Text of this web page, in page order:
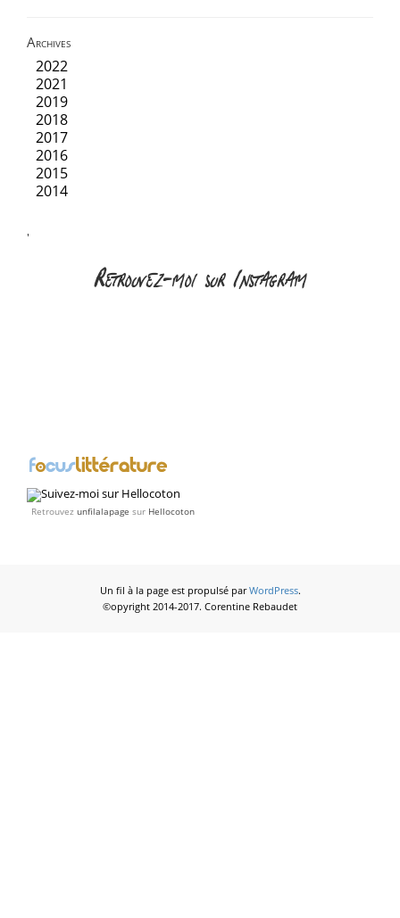
Archives
2022
2021
2019
2018
2017
2016
2015
2014
'
Retrouvez-moi sur Instagram
Retrouvez unfilalapage sur Hellocoton
Un fil à la page est propulsé parWordPress.
©opyright 2014-2017. Corentine Rebaudet